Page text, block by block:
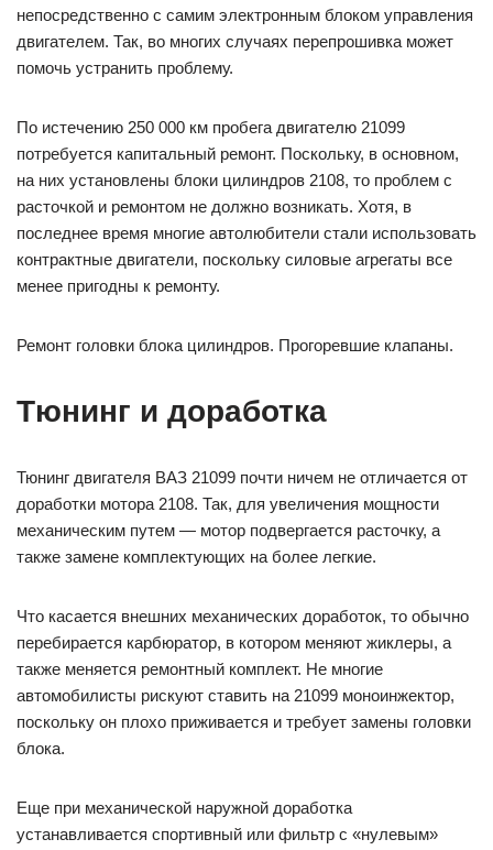
непосредственно с самим электронным блоком управления
двигателем. Так, во многих случаях перепрошивка может
помочь устранить проблему.
По истечению 250 000 км пробега двигателю 21099
потребуется капитальный ремонт. Поскольку, в основном,
на них установлены блоки цилиндров 2108, то проблем с
расточкой и ремонтом не должно возникать. Хотя, в
последнее время многие автолюбители стали использовать
контрактные двигатели, поскольку силовые агрегаты все
менее пригодны к ремонту.
Ремонт головки блока цилиндров. Прогоревшие клапаны.
Тюнинг и доработка
Тюнинг двигателя ВАЗ 21099 почти ничем не отличается от
доработки мотора 2108. Так, для увеличения мощности
механическим путем — мотор подвергается расточку, а
также замене комплектующих на более легкие.
Что касается внешних механических доработок, то обычно
перебирается карбюратор, в котором меняют жиклеры, а
также меняется ремонтный комплект. Не многие
автомобилисты рискуют ставить на 21099 моноинжектор,
поскольку он плохо приживается и требует замены головки
блока.
Еще при механической наружной доработка
устанавливается спортивный или фильтр с «нулевым»